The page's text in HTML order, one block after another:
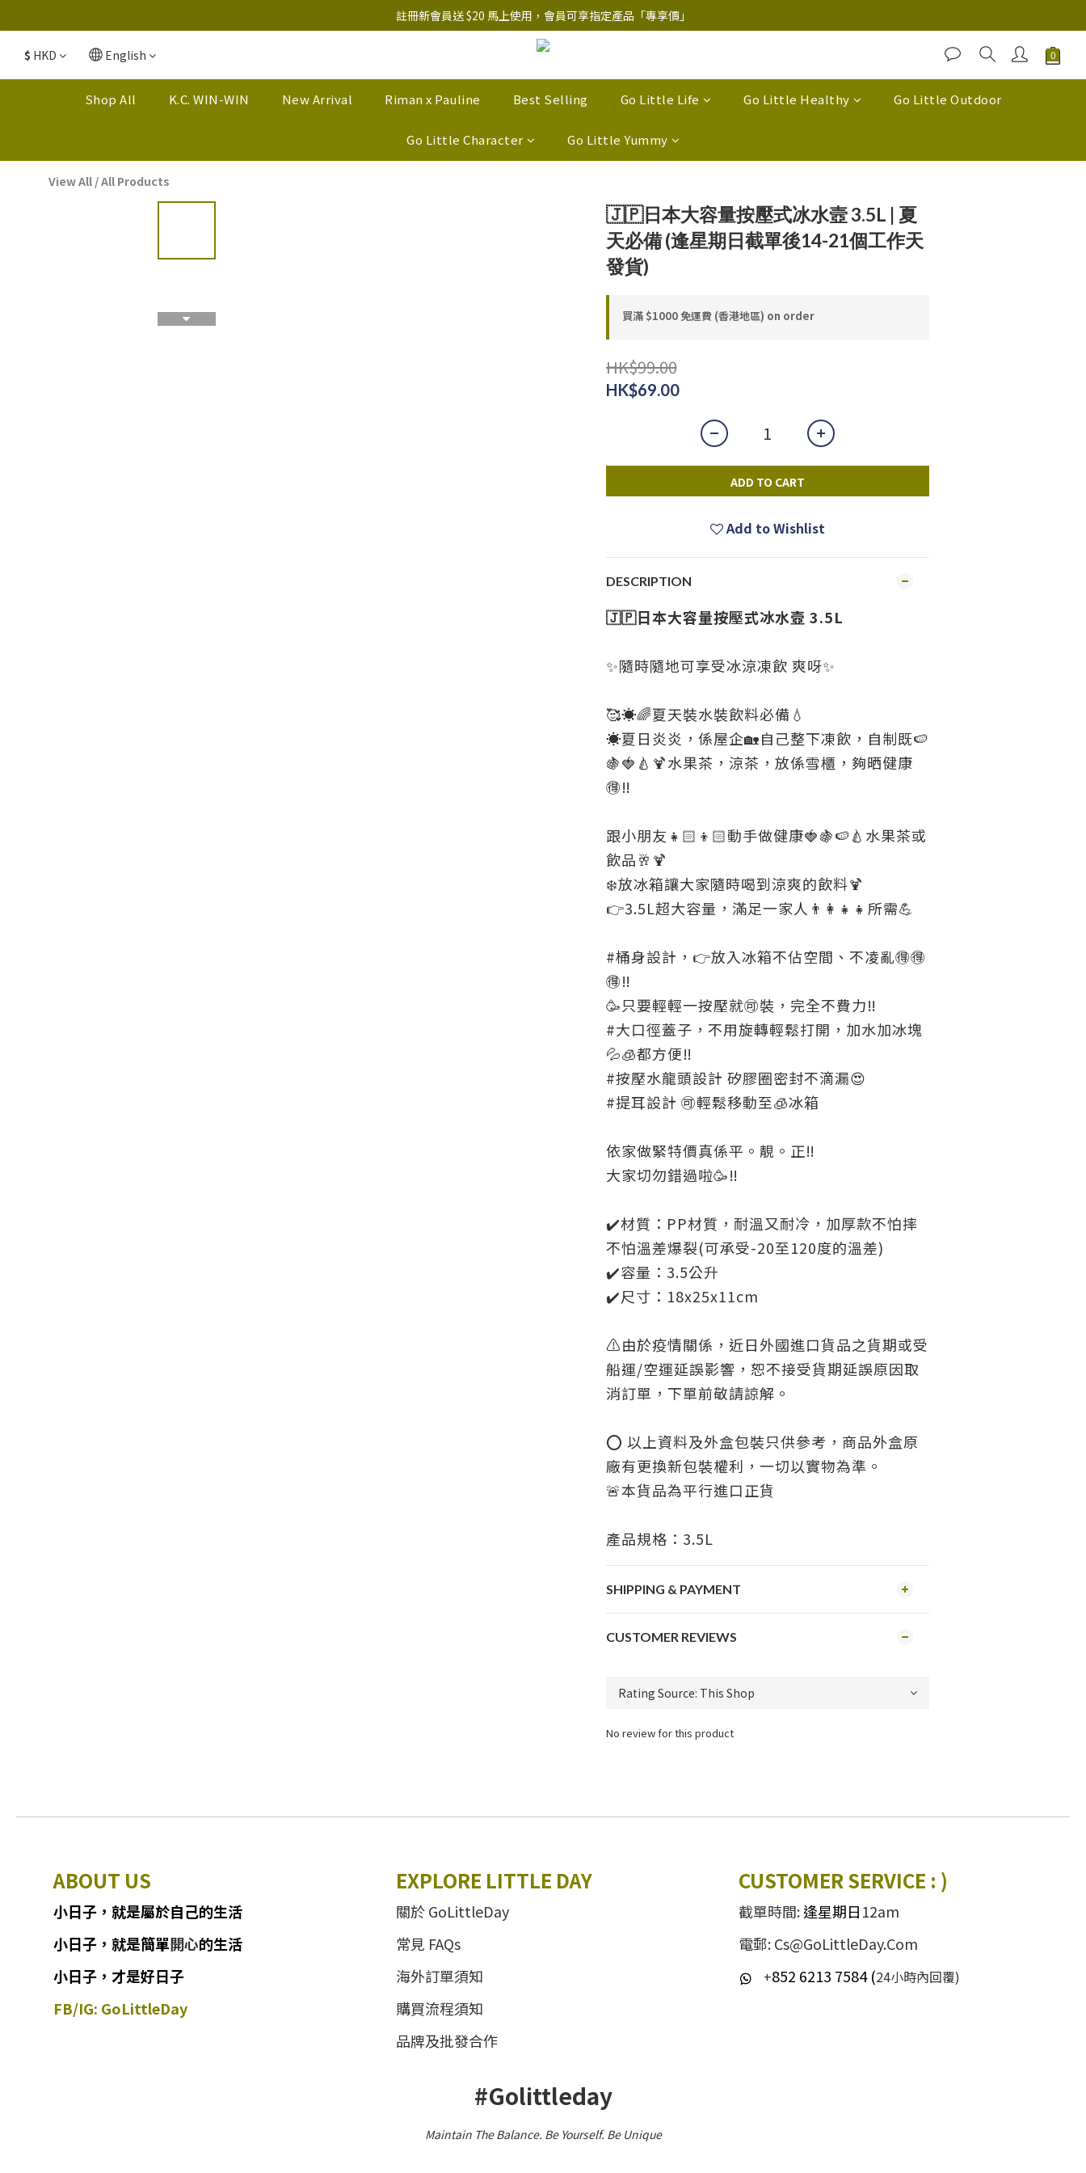
註冊新會員送 $20 馬上使用，會員可享指定產品「​專享價」
註冊新會員送 $20 馬上使用，會員可享指定產品「​專享價」
B.Y.O.B Mask Collection 任選優惠: 4件9折
註冊新會員送 $20 馬上使用，會員可享指定產品「​專享價」
$ HKD English
Shop All K.C. WIN-WIN New Arrival Riman x Pauline Best Selling Go Little Life Go Little Healthy Go Little Outdoor
Go Little Character Go Little Yummy
View All /All Products
🇯🇵日本大容量按壓式冰水壼 3.5L | 夏
天必備 (逢星期日截單後14-21個工作天
發貨)
買滿 $1000 免運費 (香港地區) on order
HK$99.00
HK$69.00
ADD TO CART
Add to Wishlist
DESCRIPTION
🇯🇵日本大容量按壓式冰水壼 3.5L
✨隨時隨地可享受冰涼凍飲 爽呀✨
🥰☀️🌈夏天裝水裝飲料必備💧
☀️夏日炎炎，係屋企🏡自己整下凍飲，自制既🍉
🍇🍓🍐🍹水果茶，涼茶，放係雪櫃，夠晒健康
🉐‼️
跟小朋友👧🏻👦🏻動手做健康🍓🍇🍉🍐水果茶或
飲品🥂🍹
❄️放冰箱讓大家隨時喝到涼爽的飲料🍹
👉3.5L超大容量，滿足一家人👨‍👩‍👧‍👧所需💪
#桶身設計，👉放入冰箱不佔空間、不凌亂🉐🉐
🉐‼️
🥳只要輕輕一按壓就🉑裝，完全不費力‼️
#大口徑蓋子，不用旋轉輕鬆打開，加水加冰塊
💦🧊都方便‼️
#按壓水龍頭設計 矽膠圈密封不滴漏😍
#提耳設計 🉑輕鬆移動至🧊冰箱
依家做緊特價真係平。靚。正‼️
大家切勿錯過啦🥳‼️
✔️材質：PP材質，耐溫又耐冷，加厚款不怕摔
不怕溫差爆裂(可承受-20至120度的溫差)
✔️容量：3.5公升
✔️尺寸： 18x25x11cm
⚠️由於疫情關係，近日外國進口貨品之貨期或受
船運/空運延誤影響，恕不接受貨期延誤原因取
消訂單，下單前敬請諒解。
⭕ 以上資料及外盒包裝只供參考，商品外盒原
廠有更換新包裝權利，一切以實物為準。
🚨本貨品為平行進口正貨
產品規格：3.5L
SHIPPING & PAYMENT
CUSTOMER REVIEWS
No review for this product
ABOUT US
小日子 ， 就是屬於自己的生活
小日子 ， 就是簡單開心的生活
小日子，才是好日子
FB/IG: GoLittleDay
EXPLORE LITTLE DAY
關於 GoLittleDay
常見 FAQs
海外訂單須知
購買流程須知
品牌及批發合作
CUSTOMER SERVICE : )
截單時間:逢星期日12am
電郵: Cs@GoLittleDay.Com
+852 6213 7584 (24小時內回覆)
#Golittleday
Maintain The Balance. Be Yourself.Be Unique